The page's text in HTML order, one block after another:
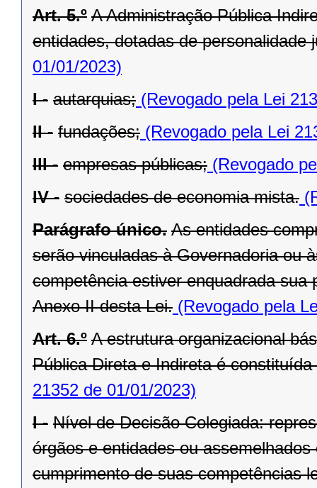
Art. 5.º A Administração Pública
entidades, dotadas de personalidade
01/01/2023)
I - autarquias; (Revogado pela Lei
II - fundações; (Revogado pela Lei
III - empresas públicas; (Revogado
IV - sociedades de economia mista.
Parágrafo único. As entidades
serão vinculadas à Governadoria ou
competência estiver enquadrada
Anexo II desta Lei. (Revogado pela
Art. 6.º A estrutura organizacional
Pública Direta e Indireta é
21352 de 01/01/2023)
I - Nível de Decisão Colegiada:
órgãos e entidades ou
cumprimento de suas competências